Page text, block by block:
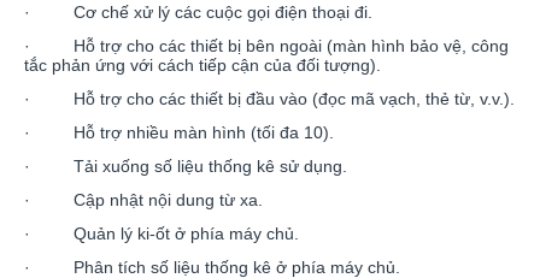
· Cơ chế xử lý các cuộc gọi điện thoại đi.
· Hỗ trợ cho các thiết bị bên ngoài (màn hình bảo vệ, công
tắc phản ứng với cách tiếp cận của đối tượng).
· Hỗ trợ cho các thiết bị đầu vào (đọc mã vạch, thẻ từ, v.v.).
· Hỗ trợ nhiều màn hình (tối đa 10).
· Tải xuống số liệu thống kê sử dụng.
· Cập nhật nội dung từ xa.
· Quản lý ki-ốt ở phía máy chủ.
· Phân tích số liệu thống kê ở phía máy chủ.